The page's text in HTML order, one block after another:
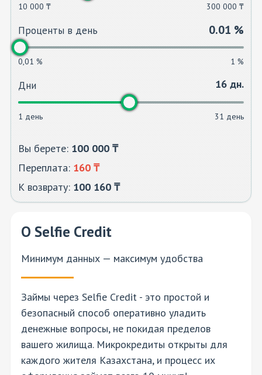
10 000 ₸ 300 000 ₸
Проценты в день 0.01 %
0,01 % 1 %
Дни 16 дн.
1 день 31 день
Вы берете: 100 000 ₸
Переплата: 160 ₸
К возврату: 100 160 ₸
О Selfie Credit
Минимум данных — максимум удобства
Займы через Selfie Credit - это простой и
безопасный способ оперативно уладить
денежные вопросы, не покидая пределов
вашего жилища. Микрокредиты открыты для
каждого жителя Казахстана, и процесс их